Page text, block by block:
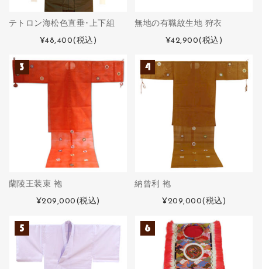
テトロン海松色直垂･上下組
¥48,400(税込)
無地の有職紋生地 狩衣
¥42,900(税込)
蘭陵王装束 袍
¥209,000 (税込)
納曾利 袍
¥209,000(税込)